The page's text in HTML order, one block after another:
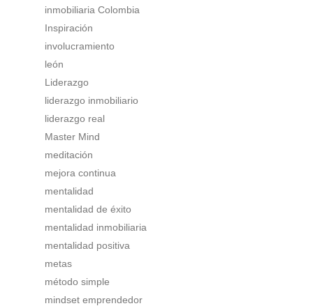
inmobiliaria Colombia
Inspiración
involucramiento
león
Liderazgo
liderazgo inmobiliario
liderazgo real
Master Mind
meditación
mejora continua
mentalidad
mentalidad de éxito
mentalidad inmobiliaria
mentalidad positiva
metas
método simple
mindset emprendedor